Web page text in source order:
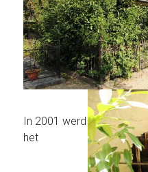
In 2001 werd
het